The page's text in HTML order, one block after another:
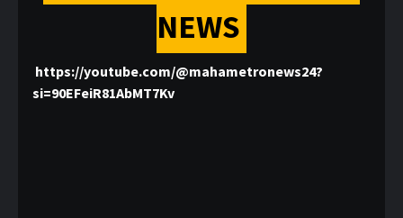
NEWS
https://youtube.com/@mahametronews24?
si=90EFeiR81AbMT7Kv